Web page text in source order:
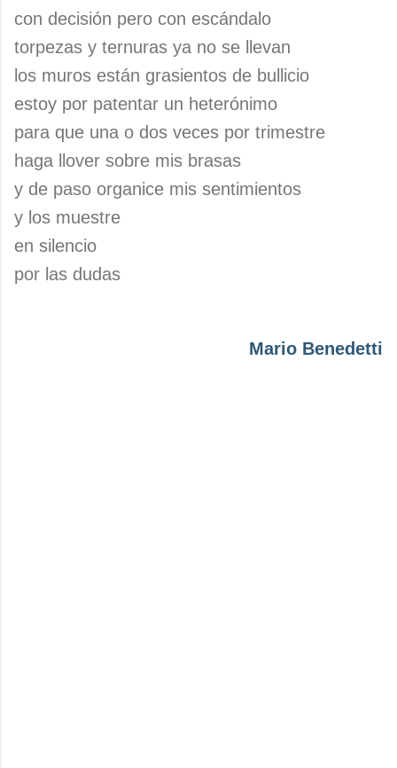
con decisión pero con escándalo
torpezas y ternuras ya no se llevan
los muros están grasientos de bullicio
estoy por patentar un heterónimo
para que una o dos veces por trimestre
haga llover sobre mis brasas
y de paso organice mis sentimientos
y los muestre
en silencio
por las dudas
Mario Benedetti